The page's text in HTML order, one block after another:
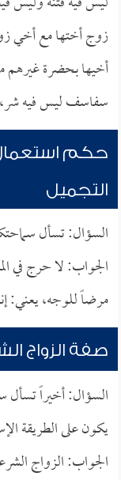
زوج أختها مع أخي
أخيها بحضرة
سفاسف ليس فيه
حكم
التجميل
السؤال: تسأل
الجواب: لا حرج في
مرضاً للوجه، يعني:
صفة الزواج
السؤال: أخيراً
يكون على الطريقة
الجواب: الزواج